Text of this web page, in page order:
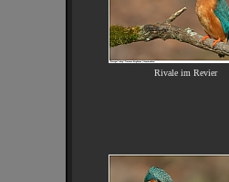
Rivale im Revier